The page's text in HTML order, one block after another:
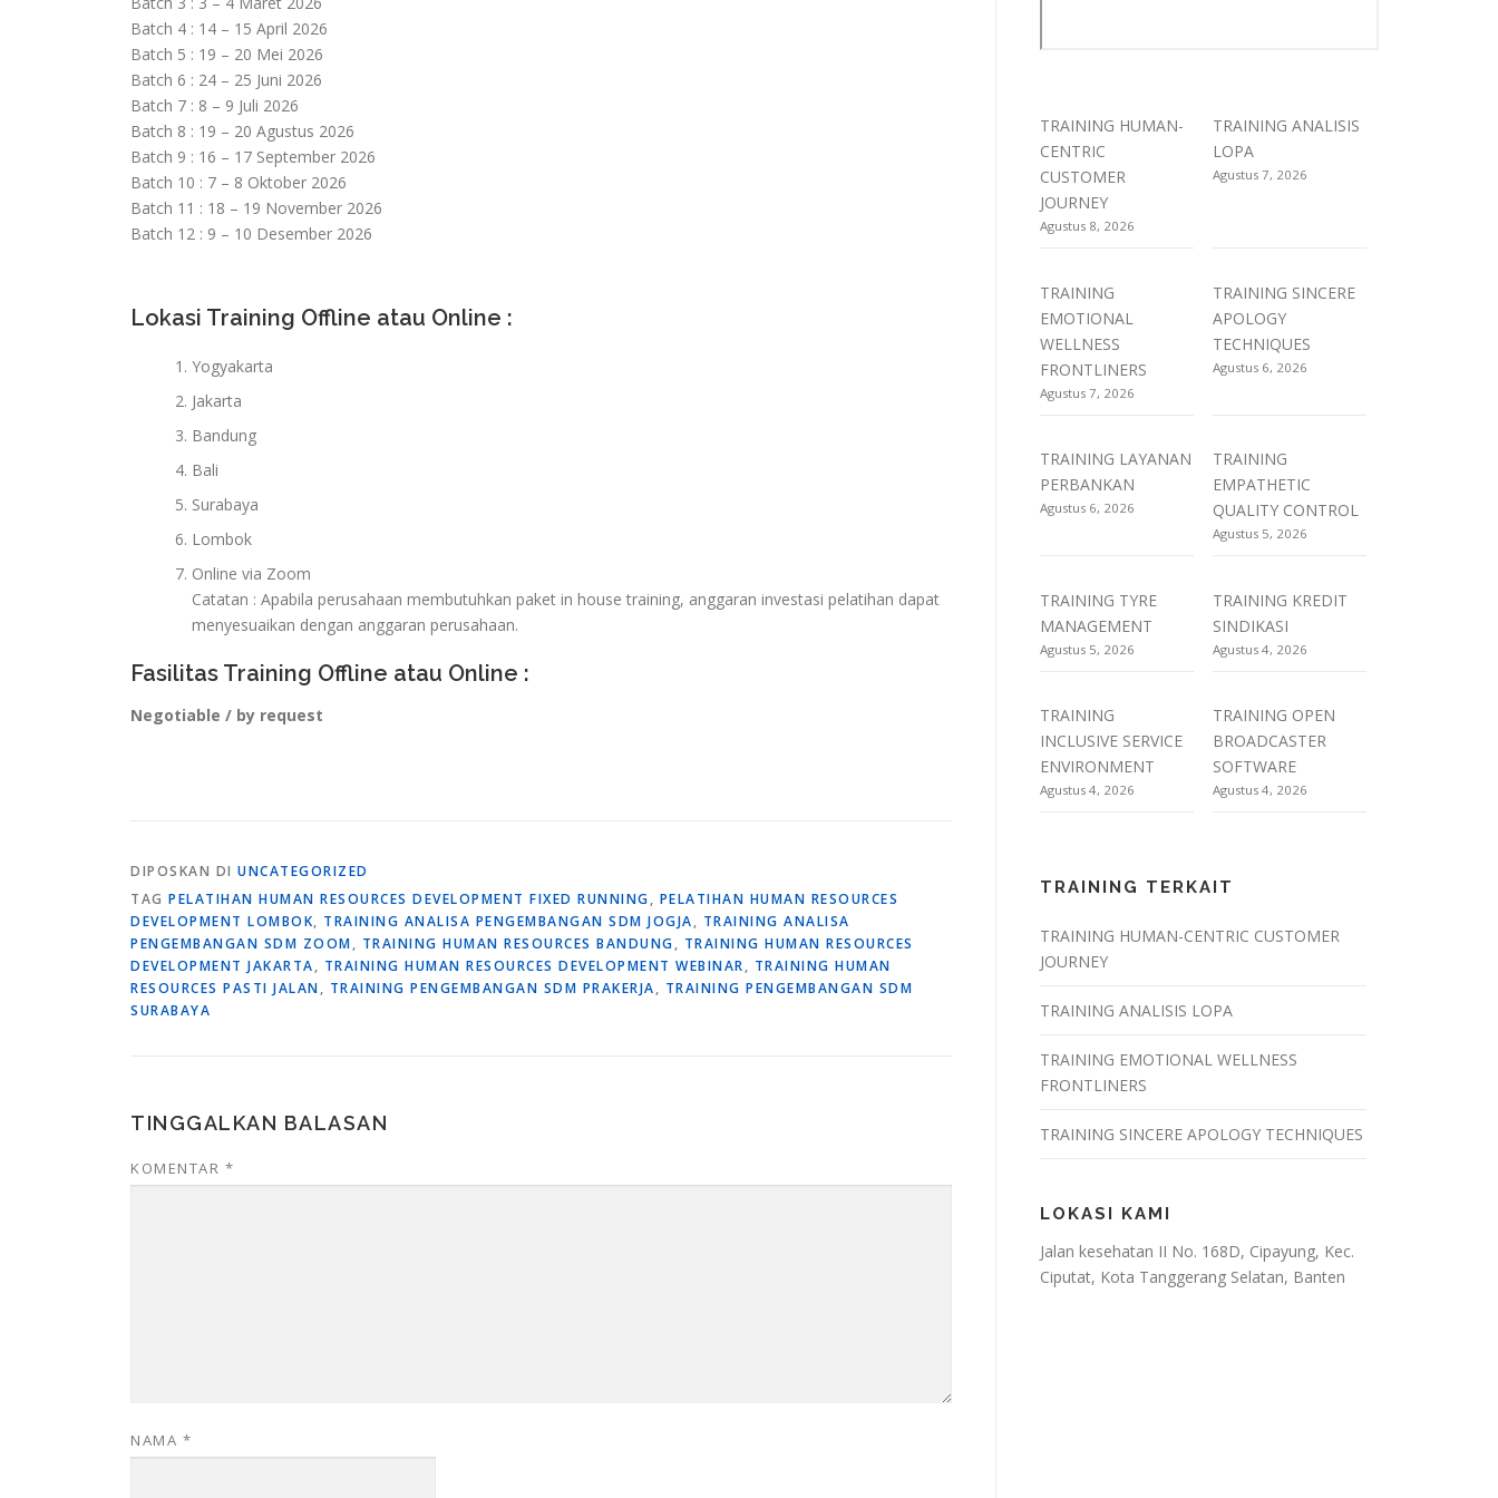
Batch 4 : 14 – 15 April 2026
Batch 5 : 19 – 20 Mei 2026
Batch 6 : 24 – 25 Juni 2026
Batch 7 : 8 – 9 Juli 2026
Batch 8 : 19 – 20 Agustus 2026
Batch 9 : 16 – 17 September 2026
Batch 10 : 7 – 8 Oktober 2026
Batch 11 : 18 – 19 November 2026
Batch 12 : 9 – 10 Desember 2026
Lokasi Training Offline atau Online :
Yogyakarta
Jakarta
Bandung
Bali
Surabaya
Lombok
Online via Zoom
Catatan : Apabila perusahaan membutuhkan paket in house training, anggaran investasi pelatihan dapat
menyesuaikan dengan anggaran perusahaan.
Fasilitas Training Offline atau Online :
Negotiable / by request
DIPOSKAN DI UNCATEGORIZED
TAG PELATIHAN HUMAN RESOURCES DEVELOPMENT FIXED RUNNING, PELATIHAN HUMAN RESOURCES
DEVELOPMENT LOMBOK, TRAINING ANALISA PENGEMBANGAN SDM JOGJA, TRAINING ANALISA
PENGEMBANGAN SDM ZOOM, TRAINING HUMAN RESOURCES BANDUNG, TRAINING HUMAN RESOURCES
DEVELOPMENT JAKARTA, TRAINING HUMAN RESOURCES DEVELOPMENT WEBINAR, TRAINING HUMAN
RESOURCES PASTI JALAN, TRAINING PENGEMBANGAN SDM PRAKERJA, TRAINING PENGEMBANGAN SDM
SURABAYA
TINGGALKAN BALASAN
KOMENTAR *
NAMA *
TRAINING HUMAN-
CENTRIC
CUSTOMER
JOURNEY
Agustus 8, 2026
TRAINING ANALISIS
LOPA
Agustus 7, 2026
TRAINING
EMOTIONAL
WELLNESS
FRONTLINERS
Agustus 7, 2026
TRAINING SINCERE
APOLOGY
TECHNIQUES
Agustus 6, 2026
TRAINING LAYANAN
PERBANKAN
Agustus 6, 2026
TRAINING
EMPATHETIC
QUALITY CONTROL
Agustus 5, 2026
TRAINING TYRE
MANAGEMENT
Agustus 5, 2026
TRAINING KREDIT
SINDIKASI
Agustus 4, 2026
TRAINING
INCLUSIVE SERVICE
ENVIRONMENT
Agustus 4, 2026
TRAINING OPEN
BROADCASTER
SOFTWARE
Agustus 4, 2026
TRAINING TERKAIT
TRAINING HUMAN-CENTRIC CUSTOMER
JOURNEY
TRAINING ANALISIS LOPA
TRAINING EMOTIONAL WELLNESS
FRONTLINERS
TRAINING SINCERE APOLOGY TECHNIQUES
LOKASI KAMI
Jalan kesehatan II No. 168D, Cipayung, Kec.
Ciputat, Kota Tanggerang Selatan, Banten